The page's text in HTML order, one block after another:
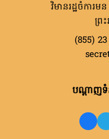
វិមានរដ្ឋចំការម
ព្រ
(855) 23
បណ្តាញទំ